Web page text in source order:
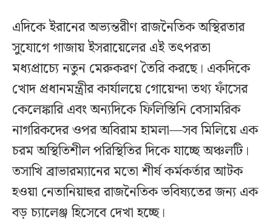
এদিকে ইরানের অভ্যন্তরীণ রাজনৈতিক অস্থিরতার
সুযোগে গাজায় ইসরায়েলের এই তৎপরতা
মধ্যপ্রাচ্যে নতুন মেরুকরণ তৈরি করছে। একদিকে
খোদ প্রধানমন্ত্রীর কার্যালয়ে গোয়েন্দা তথ্য ফাঁসের
কেলেঙ্কারি এবং অন্যদিকে ফিলিস্তিনি বেসামরিক
নাগরিকদের ওপর অবিরাম হামলা—সব মিলিয়ে এক
চরম অস্থিতিশীল পরিস্থিতির দিকে যাচ্ছে অঞ্চলটি।
তসাখি ব্রাভারম্যানের মতো শীর্ষ কর্মকর্তার আটক
হওয়া নেতানিয়াহুর রাজনৈতিক ভবিষ্যতের জন্য এক
বড় চ্যালেঞ্জ হিসেবে দেখা হচ্ছে।